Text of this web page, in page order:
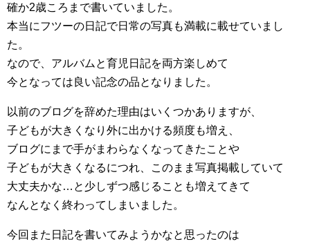
確か2歳ころまで書いていました。
本当にフツーの日記で日常の写真も満載に載せていまし
た。
なので、アルバムと育児日記を両方楽しめて
今となっては良い記念の品となりました。
以前のブログを辞めた理由はいくつかありますが、
子どもが大きくなり外に出かける頻度も増え、
ブログにまで手がまわらなくなってきたことや
子どもが大きくなるにつれ、このまま写真掲載していて
大丈夫かな…と少しずつ感じることも増えてきて
なんとなく終わってしまいました。
今回また日記を書いてみようかなと思ったのは